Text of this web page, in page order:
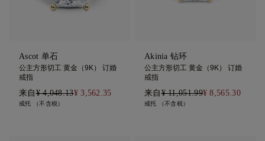
Ascot 单石
公主方形切工 黄金（9K） 订婚
戒指
来自¥ 4,048.13¥ 3,562.35
戒托 （不含税）
Akinia 钻环
公主方形切工 黄金（9K） 订婚
戒指
来自¥ 11,051.99¥ 8,565.30
戒托 （不含税）